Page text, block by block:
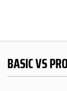
BASIC VS